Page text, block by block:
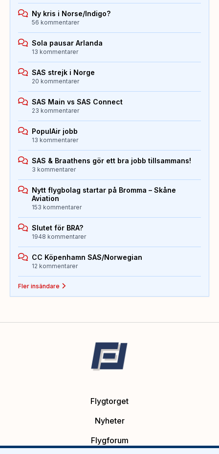
Ny kris i Norse/Indigo?
56 kommentarer
Sola pausar Arlanda
13 kommentarer
SAS strejk i Norge
20 kommentarer
SAS Main vs SAS Connect
23 kommentarer
PopulAir jobb
13 kommentarer
SAS & Braathens gör ett bra jobb tillsammans!
3 kommentarer
Nytt flygbolag startar på Bromma – Skåne
Aviation
153 kommentarer
Slutet för BRA?
1948 kommentarer
CC Köpenhamn SAS/Norwegian
12 kommentarer
Fler insändare
Flygtorget
Nyheter
Flygforum